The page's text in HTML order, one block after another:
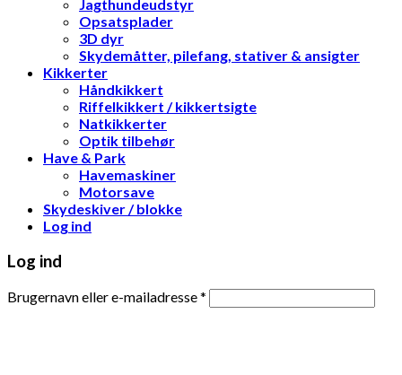
Jagthundeudstyr
Opsatsplader
3D dyr
Skydemåtter, pilefang, stativer & ansigter
Kikkerter
Håndkikkert
Riffelkikkert / kikkertsigte
Natkikkerter
Optik tilbehør
Have & Park
Havemaskiner
Motorsave
Skydeskiver / blokke
Log ind
Log ind
Brugernavn eller e-mailadresse*